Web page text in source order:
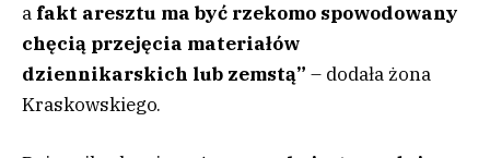
a fakt aresztu ma być rzekomo spowodowany
chęcią przejęcia materiałów
dziennikarskich lub zemstą” – dodała żona
Kraskowskiego.